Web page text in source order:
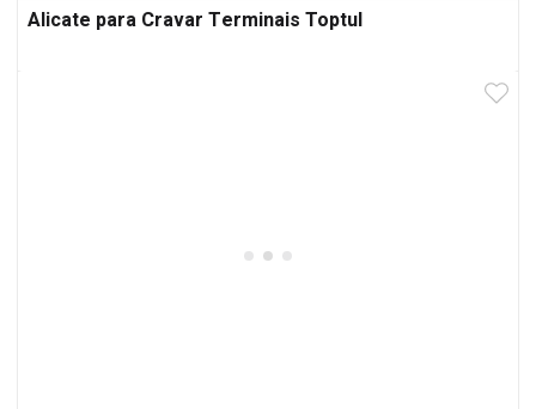
Alicate para Cravar Terminais Toptul